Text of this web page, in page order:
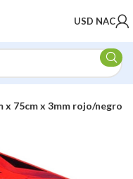
USD NAC
x 75cm x 3mm rojo/negro